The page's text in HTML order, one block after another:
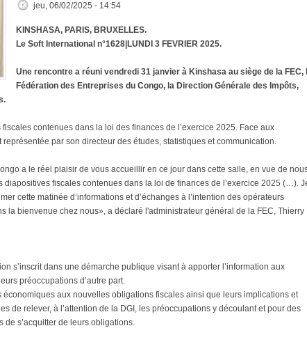
jeu, 06/02/2025 - 14:54
KINSHASA, PARIS, BRUXELLES.
Le Soft International n°1628|LUNDI 3 FEVRIER 2025.
Une rencontre a réuni vendredi 31 janvier à Kinshasa au siège de la FEC,
Fédération des Entreprises du Congo, la Direction Générale des Impôts,
contenues dans la loi des finances de l’exercice 2025. Face aux
par son directeur des études, statistiques et communication.
a le réel plaisir de vous accueillir en ce jour dans cette salle, en vue de
diapositives fiscales contenues dans la loi de finances de l’exercice 2025 (…).
cette matinée d’informations et d’échanges à l’intention des opérateurs
la bienvenue chez nous», a déclaré l'administrateur général de la FEC, Thierry
s’inscrit dans une démarche publique visant à apporter l’information aux
préoccupations d’autre part.
aux nouvelles obligations fiscales ainsi que leurs implications et
de relever, à l’attention de la DGI, les préoccupations y découlant et pour des
s’acquitter de leurs obligations.